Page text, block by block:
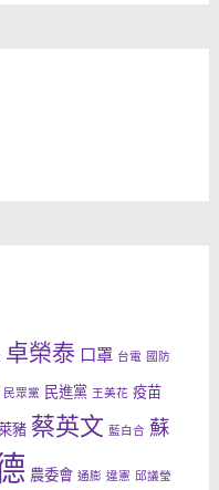
卓榮泰 口罩 台電 國防
民眾黨 民進黨 王美花 疫苗
豬 蔡英文 藍白合 蘇
農委會 通膨 違憲 邱議瑩